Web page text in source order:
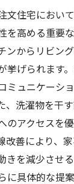
文住宅におい
を高める重要
ンからリビン
挙げられます
ミュニケーシ
、洗濯物を干
のアクセスを
改善により、
きを減少させ
に具体的な提